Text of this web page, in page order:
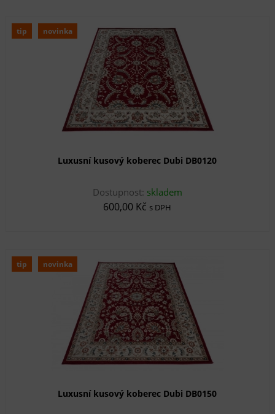
tip novinka
Luxusní kusový koberec Dubi DB0120
Dostupnost: skladem
600,00 Kč s DPH
tip novinka
Luxusní kusový koberec Dubi DB0150